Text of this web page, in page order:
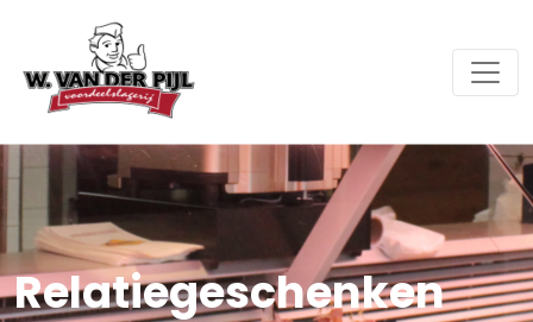
Relatiegeschenken